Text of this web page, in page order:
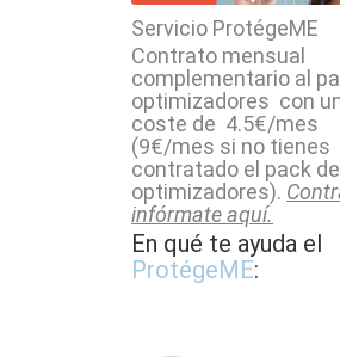
Servicio ProtégeME
Contrato mensual
complementario al
optimizadores con
coste de 4.5€/mes
(9€/mes si no tienes
contratado el pack de
optimizadores).
infórmate aquí.
En qué te ayuda el
ProtégeME: